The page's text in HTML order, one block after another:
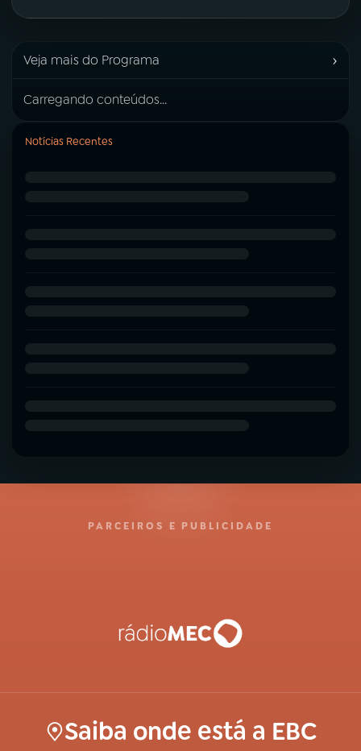
Veja mais do Programa ›
Carregando conteúdos...
Notícias Recentes
PARCEIROS E PUBLICIDADE
Saiba onde está a EBC